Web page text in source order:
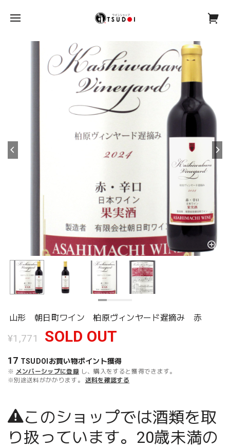
山形 朝日町ワイン 柏原ヴィンヤード遅摘み 赤
¥1,771 SOLD OUT
17 TSUDOIお買い物ポイント獲得
※ メンバーシップに登録 し、購入をすると獲得できます。
※別途送料がかかります。
送料を確認する
このショップでは酒類を取
り扱っています。20歳未満の